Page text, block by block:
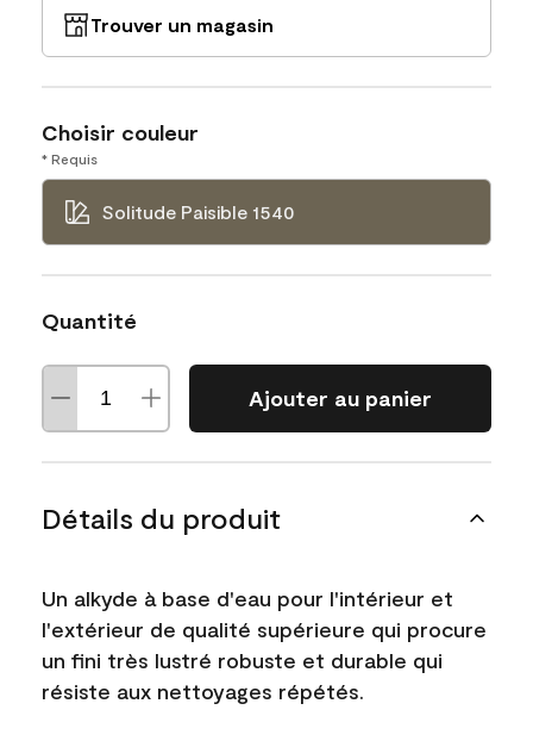
Trouver un magasin
Choisir couleur
* Requis
Solitude Paisible 1540
Quantité
Ajouter au panier
Détails du produit
Un alkyde à base d'eau pour l'intérieur et
l'extérieur de qualité supérieure qui procure
un fini très lustré robuste et durable qui
résiste aux nettoyages répétés.